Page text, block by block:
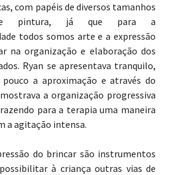
com papéis de diversos tamanhos
pintura, já que para a
todos somos arte e a expressão
na organização e elaboração dos
Ryan se apresentava tranquilo,
a aproximação e através do
a organização progressiva
para a terapia uma maneira
a agitação intensa.
do brincar são instrumentos
à criança outras vias de